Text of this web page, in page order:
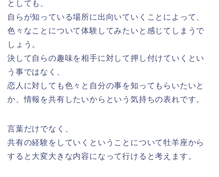
としても、
自らが知っている場所に出向いていくことによって、
色々なことについて体験してみたいと感じてしまうで
しょう。
決して自らの趣味を相手に対して押し付けていくとい
う事ではなく、
恋人に対しても色々と自分の事を知ってもらいたいと
か、情報を共有したいからという気持ちの表れです。
言葉だけでなく、
共有の経験をしていくということについて牡羊座から
すると大変大きな内容になって行けると考えます。